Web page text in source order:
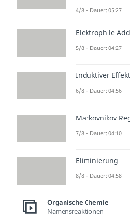
Amine
zur
Die
Aminen
chemische
1.Basizität
Durch das
4/8 – Dauer: 05:27
Elektrophile
5/8 – Dauer: 04:27
Induktiver Effekt
6/8 – Dauer: 04:56
Markovnikov
7/8 – Dauer: 04:10
Eliminierung
8/8 – Dauer: 04:58
Organische Chemie
Namensreaktionen